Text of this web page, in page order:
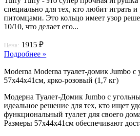
специально для тех, кто любит играть и
питомцами. Это кольцо имеет узор
10/10, что делает его...
Цена: 1915 ₽
Подробнее »
Moderna Moderna туалет-домик Jumbo
57х44х41см, ярко-розовый (1,7 кг)
Модерна Туалет-Домик Jumbo с
идеальное решение для тех, кто ищет
функциональный туалет для своего
Размеры 57х44х41см обеспечивают